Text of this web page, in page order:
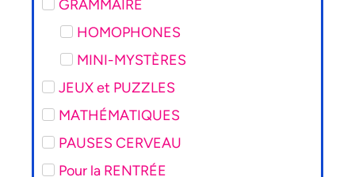
GRAMMAIRE
HOMOPHONES
MINI-MYSTÈRES
JEUX et PUZZLES
MATHÉMATIQUES
PAUSES CERVEAU
Pour la RENTRÉE